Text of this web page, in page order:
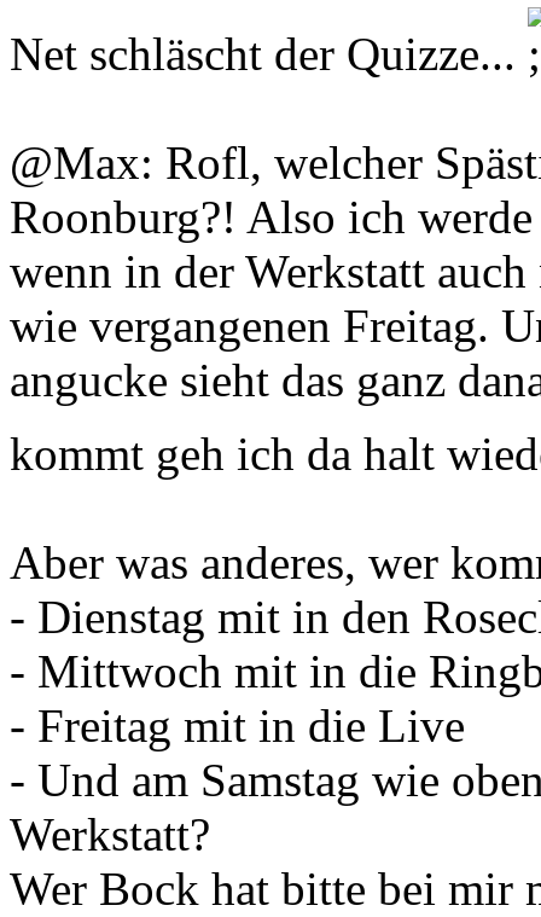
Net schläscht der Quizze...
@Max: Rofl, welcher
Roonburg?! Also ich
wenn in der Werkstatt
wie vergangenen Freitag.
angucke sieht das ganz
kommt geh ich da halt
Aber was anderes, wer
- Dienstag mit in den
- Mittwoch mit in die
- Freitag mit in die Live
- Und am Samstag wie
Werkstatt?
Wer Bock hat bitte bei mir